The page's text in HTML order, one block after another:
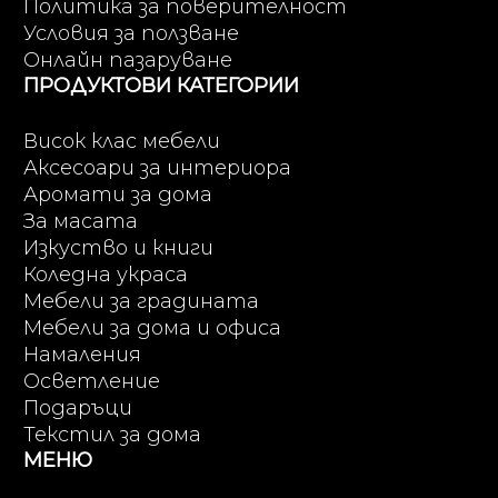
Политика за поверителност
Условия за ползване
Онлайн пазаруване
ПРОДУКТОВИ КАТЕГОРИИ
Висок клас мебели
Аксесоари за интериора
Аромати за дома
За масата
Изкуство и книги
Коледна украса
Мебели за градината
Мебели за дома и офиса
Намаления
Осветление
Подаръци
Текстил за дома
МЕНЮ